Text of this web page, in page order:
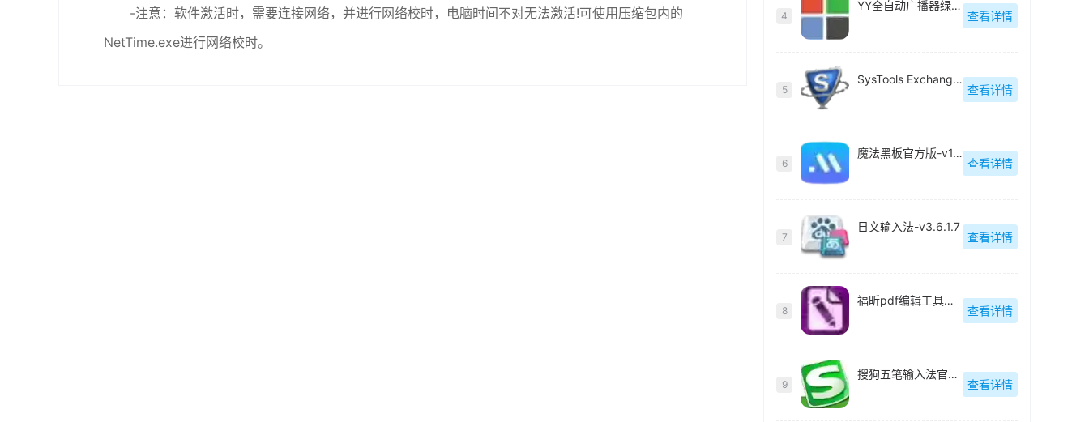
-注意：软件激活时，需要连接网络，并进行网络校时，电脑时间不对无法激活!可使用压缩包内的
NetTime.exe进行网络校时。
4
YY全自动广播器绿色版-v6.1
查看详情
5
SysTools Exchange Export(Exchange电子邮件迁移工具)官方版-v5.0
查看详情
6
魔法黑板官方版-v1.0.3
查看详情
7
日文输入法-v3.6.1.7
查看详情
8
福昕pdf编辑工具组件(Foxit Advanced PDF Editor)中文版-v3.0.5
查看详情
9
搜狗五笔输入法官方正式版-v3.1.0.1751
查看详情